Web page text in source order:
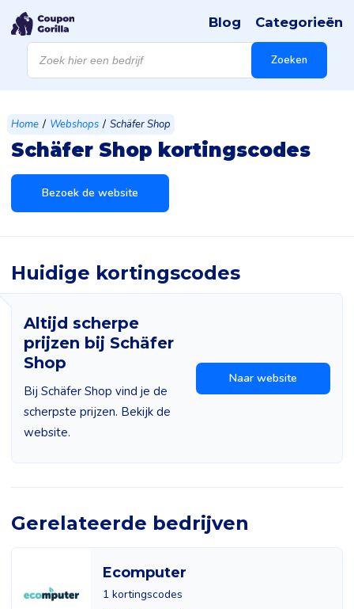
Producten
zoeken Zoeken
Blog Categorieën
Home / Webshops / Schäfer Shop
Schäfer Shop kortingscodes
Bezoek de website
Huidige kortingscodes
Altijd scherpe
prijzen bij Schäfer
Shop
Bij Schäfer Shop vind je de
scherpste prijzen. Bekijk de
website.
Naar website
Gerelateerde bedrijven
Ecomputer
1 kortingscodes